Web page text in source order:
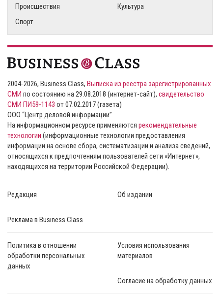
Происшествия
Культура
Спорт
2004-2026, Business Class, Выписка из реестра зарегистрированных
СМИ по состоянию на 29.08.2018 (интернет-сайт), свидетельство
СМИ ПИ59-1143 от 07.02.2017 (газета)
ООО “Центр деловой информации”
На информационном ресурсе применяются рекомендательные
технологии (информационные технологии предоставления
информации на основе сбора, систематизации и анализа сведений,
относящихся к предпочтениям пользователей сети «Интернет»,
находящихся на территории Российской Федерации).
Редакция Об издании
Реклама в Business Class
Политика в отношении
обработки персональных
данных
Условия использования
материалов
Согласие на обработку данных